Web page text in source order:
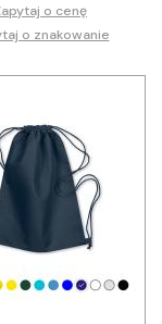
o cenę
o znakowanie